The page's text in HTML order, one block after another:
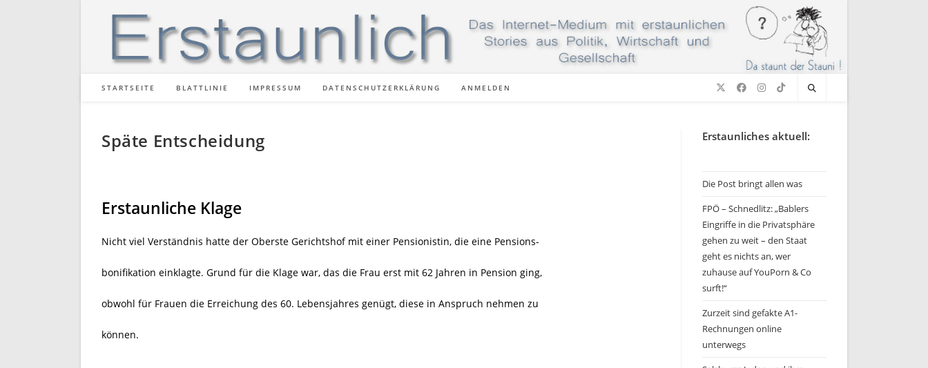
STARTSEITE BLATTLINIE IMPRESSUM DATENSCHUTZERKLÄRUNG ANMELDEN
Späte Entscheidung
Erstaunliche Klage
Nicht viel Verständnis hatte der Oberste Gerichtshof mit einer Pensionistin, die eine Pensions-
bonifikation einklagte. Grund für die Klage war, das die Frau erst mit 62 Jahren in Pension ging,
obwohl für Frauen die Erreichung des 60. Lebensjahres genügt, diese in Anspruch nehmen zu
können.
Erstaunliches aktuell:
Die Post bringt allen was
FPÖ – Schnedlitz: „Bablers
Eingriffe in die Privatsphäre
gehen zu weit – den Staat
geht es nichts an, wer
zuhause auf YouPorn & Co
surft!“
Zurzeit sind gefakte A1-
Rechnungen online
unterwegs